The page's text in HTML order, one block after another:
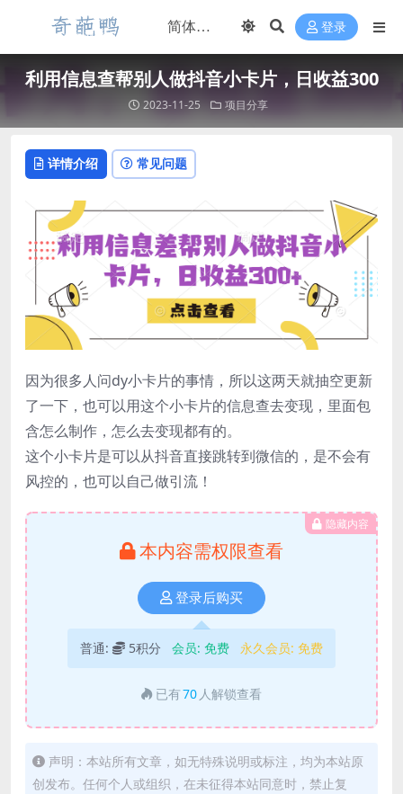
登录
利用信息查帮别人做抖音小卡片，日收益300
2023-11-25 项目分享
详情介绍 常见问题
因为很多人问dy小卡片的事情，所以这两天就抽空更新
了一下，也可以用这个小卡片的信息查去变现，里面包
含怎么制作，怎么去变现都有的。
这个小卡片是可以从抖音直接跳转到微信的，是不会有
风控的，也可以自己做引流！
隐藏内容
本内容需权限查看
登录后购买
普通: 5积分 会员: 免费 永久会员: 免费
已有70 人解锁查看
声明：本站所有文章，如无特殊说明或标注，均为本站原
创发布。任何个人或组织，在未征得本站同意时，禁止复